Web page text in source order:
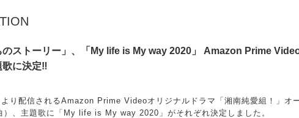
のストーリー」、「My life is My way 2020」 Amazon Prime
歌に決定‼
り配信されるAmazon Prime Videoオリジナルドラマ「湘南純愛組！」オ
）、主題歌に「My life is My way 2020」がそれぞれ決定しました。